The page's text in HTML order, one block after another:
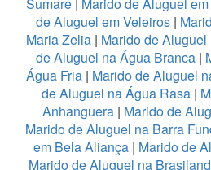
de Aluguel em Veleiros|
Maria Zelia | Marido de
de Aluguel na Água Branca |
Água Fria| Marido de Aluguel
de Aluguel na Água Rasa |
Anhanguera| Marido de
Marido de Aluguel na Barra
em Bela Aliança | Marido de
Marido de Aluguel na